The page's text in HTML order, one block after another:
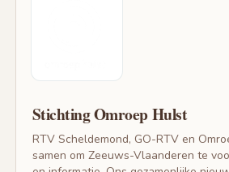
Stichting Omroep Hulst
RTV Scheldemond, GO-RTV en
samen om Zeeuws-Vlaanderen te